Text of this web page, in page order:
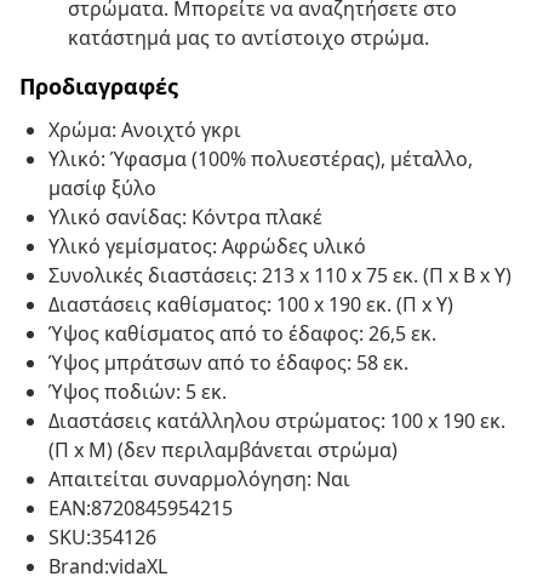
στρώματα. Μπορείτε να αναζητήσετε στο
κατάστημά μας το αντίστοιχο στρώμα.
Προδιαγραφές
Χρώμα: Ανοιχτό γκρι
Υλικό: Ύφασμα (100% πολυεστέρας), μέταλλο,
μασίφ ξύλο
Υλικό σανίδας: Κόντρα πλακέ
Υλικό γεμίσματος: Αφρώδες υλικό
Συνολικές διαστάσεις: 213 x 110 x 75 εκ. (Π x Β x Υ)
Διαστάσεις καθίσματος: 100 x 190 εκ. (Π x Υ)
Ύψος καθίσματος από το έδαφος: 26,5 εκ.
Ύψος μπράτσων από το έδαφος: 58 εκ.
Ύψος ποδιών: 5 εκ.
Διαστάσεις κατάλληλου στρώματος: 100 x 190 εκ.
(Π x Μ) (δεν περιλαμβάνεται στρώμα)
Απαιτείται συναρμολόγηση: Ναι
EAN:8720845954215
SKU:354126
Brand:vidaXL